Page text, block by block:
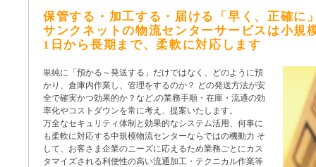
保管する・加工する・届ける「早く、正確に
サンクネットの物流センターサービスは小規
1日から長期まで、柔軟に対応します
単純に「預かる～発送する」だけではなく、どのように預
かり、倉庫内作業し、管理をするのか？ どの発送方法が安
全で確実かつ効果的か？など,の業務手順・在庫・流通の効
率化やコストダウンを常に考え、提案いたします。
万全なセキュリティ体制と効果的なシステム活用、何事に
も柔軟に対応する中規模物流センターならではの機動力 そ
して、お客さま企業のニーズに応えるため業務ごとにカス
タマイズされる利便性の高い流通加工・テクニカル作業等